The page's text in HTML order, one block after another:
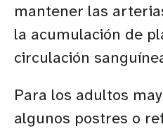
mantener las
la acumulación de
circulación
Para los adultos
algunos postres o